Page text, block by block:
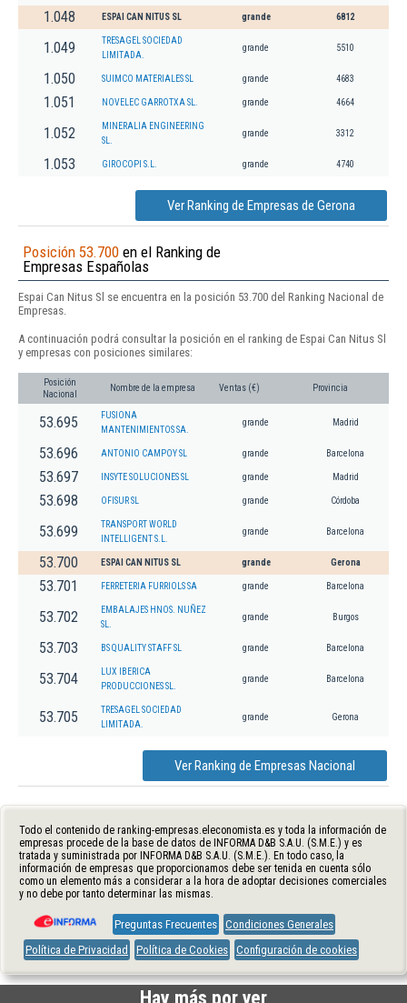
1.048 ESPAI CAN NITUS SL grande 6812
1.049
TRESAGEL SOCIEDAD
LIMITADA.
grande 5510
1.050 SUIMCO MATERIALES SL grande 4683
1.051 NOVELEC GARROTXA SL. grande 4664
1.052
MINERALIA ENGINEERING
SL.
grande 3312
1.053 GIROCOPI S.L. grande 4740
Ver Ranking de Empresas de Gerona
Posición 53.700 en el Ranking de
Empresas Españolas
Espai Can Nitus Sl se encuentra en la posición 53.700 del Ranking Nacional de
Empresas.
A continuación podrá consultar la posición en el ranking de Espai Can Nitus Sl
y empresas con posiciones similares:
Posición
Nacional
Nombre de la empresa Ventas (€) Provincia
53.695
FUSIONA
MANTENIMIENTOS SA.
grande Madrid
53.696 ANTONIO CAMPOY SL grande Barcelona
53.697 INSYTE SOLUCIONES SL grande Madrid
53.698 OFISUR SL grande Córdoba
53.699
TRANSPORT WORLD
INTELLIGENT S.L.
grande Barcelona
53.700 ESPAI CAN NITUS SL grande Gerona
53.701 FERRETERIA FURRIOLS SA grande Barcelona
53.702
EMBALAJES HNOS. NUÑEZ
SL.
grande Burgos
53.703 BS QUALITY STAFF SL grande Barcelona
53.704
LUX IBERICA
PRODUCCIONES SL.
grande Barcelona
53.705
TRESAGEL SOCIEDAD
LIMITADA.
grande Gerona
Ver Ranking de Empresas Nacional
Todo el contenido de ranking-empresas.eleconomista.es y toda la información de
empresas procede de la base de datos de INFORMA D&B S.A.U. (S.M.E.) y es
tratada y suministrada por INFORMA D&B S.A.U. (S.M.E.). En todo caso, la
información de empresas que proporcionamos debe ser tenida en cuenta sólo
como un elemento más a considerar a la hora de adoptar decisiones comerciales
y no debe por tanto determinar las mismas.
Preguntas Frecuentes Condiciones Generales
Política de Privacidad
Política de Cookies Configuración de cookies
Hay más por ver